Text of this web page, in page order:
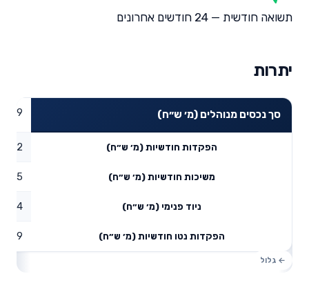
תשואה חודשית — 24 חודשים אחרונים
יתרות
סך נכסים מנוהלים (מ׳ ש״ח)
הפקדות חודשיות (מ׳ ש״ח) 9.2
משיכות חודשיות (מ׳ ש״ח) 4.15
ניוד פנימי (מ׳ ש״ח)
הפקדות נטו חודשיות (מ׳ ש״ח)